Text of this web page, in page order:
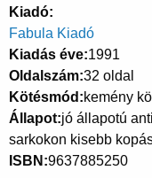
Kiadó
Fabula Kiadó
Kiadás éve 1991
Oldalszám 32 oldal
Kötésmód kemény
Állapot jó állapotú
sarkokon kisebb
ISBN 9637885250